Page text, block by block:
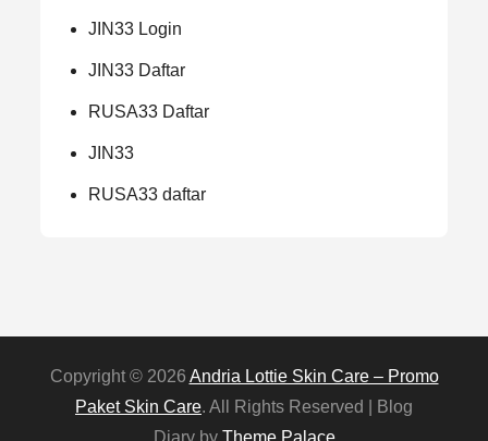
JIN33 Login
JIN33 Daftar
RUSA33 Daftar
JIN33
RUSA33 daftar
Copyright © 2026 Andria Lottie Skin Care – Promo
Paket Skin Care. All Rights Reserved | Blog
Diary by Theme Palace